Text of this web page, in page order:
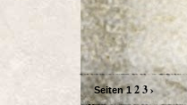
Seiten 1 23›